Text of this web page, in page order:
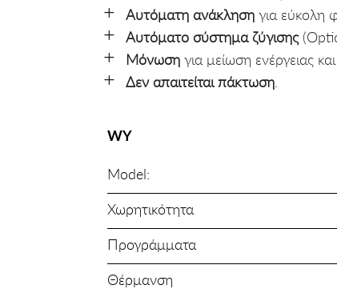
Αυτόματη ανάκληση για εύκολη
Αυτόματο σύστημα ζύγισης
Μόνωση για μείωση ενέργειας
Δεν απαιτείται πάκτωση
WΥ
Model:
Χωρητικότητα
Προγράμματα
Θέρμανση